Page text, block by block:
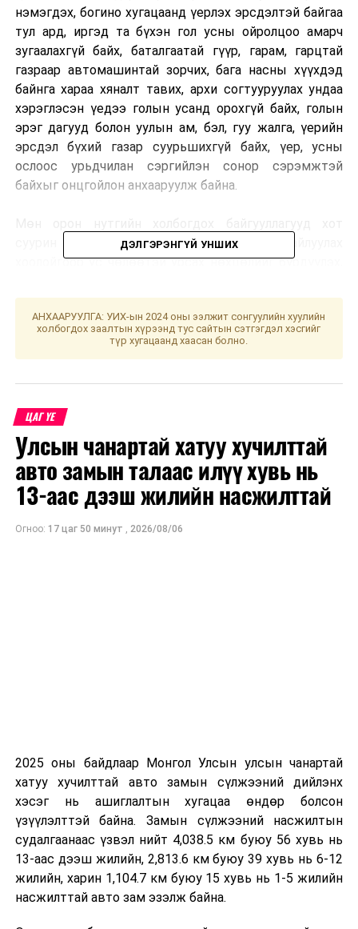
нэмэгдэх, богино хугацаанд үерлэх эрсдэлтэй байгаа
тул ард, иргэд та бүхэн гол усны ойролцоо амарч
зугаалахгүй байх, баталгаатай гүүр, гарам, гарцтай
газраар автомашинтай зорчих, бага насны хүүхдэд
байнга хараа хяналт тавих, архи согтууруулах ундаа
хэрэглэсэн үедээ голын усанд орохгүй байх, голын
эрэг дагууд болон уулын ам, бэл, гуу жалга, үерийн
эрсдэл бүхий газар суурьшихгүй байх, үер, усны
ослоос урьдчилан сэргийлэн сонор сэрэмжтэй
байхыг онцгойлон анхааруулж байна.
суурин газрын үерийн далангийн ус зайлуулах
хоолойгоор ус чөлөөтэй урсах нөхцөлийг бүрдүүлэх,
ханган ажиллахыг Нийслэлийн Онцгой байдлын
газраас сэрэмжлүүлж байна.
1.2 их наяд төгрөгийн хохирлыг нөхөн төлүүлжээ
ӨМНӨХ МЭДЭЭ
Сувилагч Б.Алтантуяа хавдрын эсрэг 650 км зам
туулах холын зайн гүйлтээ эхлүүллээ
ДЭЛГЭРЭНГҮЙ УНШИХ
АНХААРУУЛГА: УИХ-ын 2024 оны ээлжит сонгуулийн хуулийн
холбогдох заалтын хүрээнд тус сайтын сэтгэгдэл хэсгийг
түр хугацаанд хаасан болно.
ЦАГ ҮЕ
Улсын чанартай хатуу хучилттай
авто замын талаас илүү хувь нь
13-аас дээш жилийн насжилттай
Огноо: 17 цаг 50 минут , 2026/08/06
2025 оны байдлаар Монгол Улсын улсын чанартай
хатуу хучилттай авто замын сүлжээний дийлэнх
хэсэг нь ашиглалтын хугацаа өндөр болсон
үзүүлэлттэй байна. Замын сүлжээний насжилтын
судалгаанаас үзвэл нийт 4,038.5 км буюу 56 хувь нь
13-аас дээш жилийн, 2,813.6 км буюу 39 хувь нь 6-12
жилийн, харин 1,104.7 км буюу 15 хувь нь 1-5 жилийн
насжилттай авто зам эзэлж байна.